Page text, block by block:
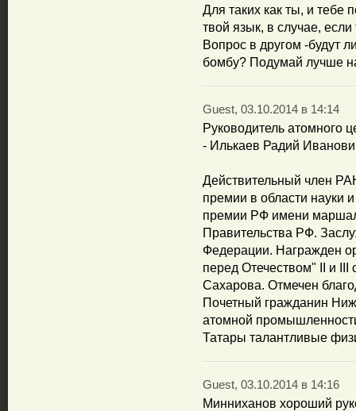
Для таких как ты, и тебе
твой язык, в случае,
Вопрос в другом -будут
бомбу? Подумай лучше
Guest, 03.10.2014 в 14:14
Руководитель атомного
- Илькаев Радий
Действительный член
премии в области науки
премии РФ имени
Правительства РФ.
Федерации. Награжден
перед Отечеством" II и
Сахарова. Отмечен
Почетный гражданин
атомной
Татары талантливые
Guest, 03.10.2014 в 14:16
Минниханов хороший